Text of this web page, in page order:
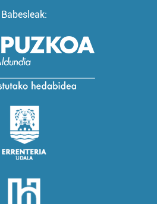
Babesleak: